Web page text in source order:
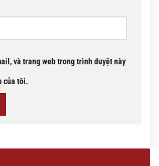
và trang web trong trình duyệt này
của tôi.